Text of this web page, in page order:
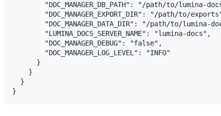
"DOC_MANAGER_DB_PATH": "/path/to/lumina-
"DOC_MANAGER_EXPORT_DIR": "/path/to/
"DOC_MANAGER_DATA_DIR": "/path/to/lumina-
        "LUMINA_DOCS_SERVER_NAME": "lumina-docs",
        "DOC_MANAGER_DEBUG": "false",
        "DOC_MANAGER_LOG_LEVEL": "INFO"
      }
    }
  }